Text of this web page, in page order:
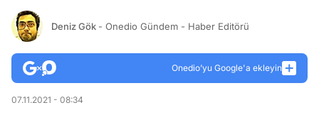
Deniz Gök - Onedio Gündem - Haber Editörü
Onedio’yu Google'a ekleyin
07.11.2021 - 08:34